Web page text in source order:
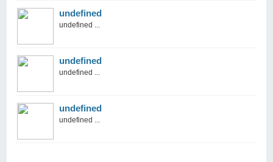
undefined
undefined ...
undefined
undefined ...
undefined
undefined ...